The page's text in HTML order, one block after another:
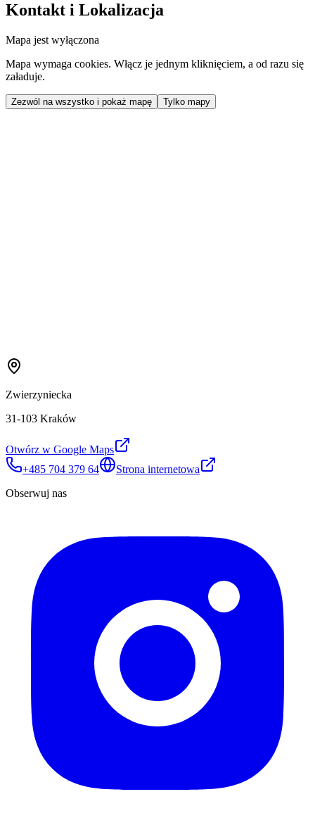
Kontakt i Lokalizacja
Mapa jest wyłączona
Mapa wymaga cookies. Włącz je jednym kliknięciem, a od razu się
załaduje.
Zezwól na wszystko i pokaż mapę Tylko mapy
Zwierzyniecka
31-103 Kraków
Otwórz w Google Maps
+485 704 379 64
Strona internetowa
Obserwuj nas